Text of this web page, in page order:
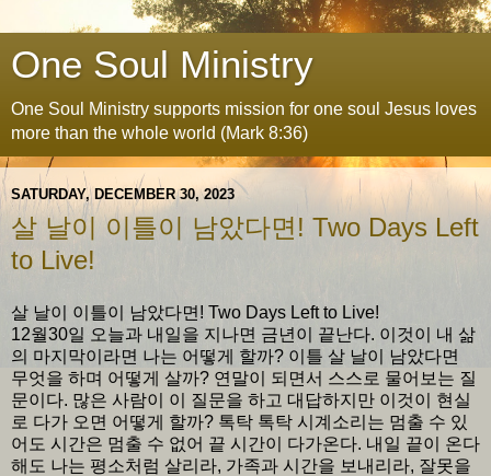
One Soul Ministry
One Soul Ministry supports mission for one soul Jesus loves
more than the whole world (Mark 8:36)
SATURDAY, DECEMBER 30, 2023
살 날이 이틀이 남았다면! Two Days Left
to Live!
살 날이 이틀이 남았다면! Two Days Left to Live!
12월30일 오늘과 내일을 지나면 금년이 끝난다. 이것이 내 삶
의 마지막이라면 나는 어떻게 할까? 이틀 살 날이 남았다면
무엇을 하며 어떻게 살까? 연말이 되면서 스스로 물어보는 질
문이다. 많은 사람이 이 질문을 하고 대답하지만 이것이 현실
로 다가 오면 어떻게 할까? 톡탁 톡탁 시계소리는 멈출 수 있
어도 시간은 멈출 수 없어 끝 시간이 다가온다. 내일 끝이 온다
해도 나는 평소처럼 살리라, 가족과 시간을 보내리라, 잘못을